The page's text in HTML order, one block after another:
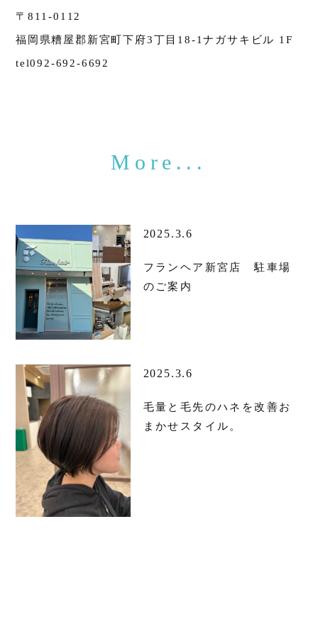
〒811-0112
福岡県糟屋郡新宮町下府3丁目18-1ナガサキビル 1F
tel092-692-6692
2025.3.6
フランヘア新宮店 駐車場
のご案内
2025.3.6
毛量と毛先のハネを改善お
まかせスタイル。